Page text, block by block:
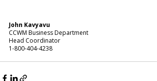
John Kavyavu
CCWM Business Department
Head Coordinator
1-800-404-4238